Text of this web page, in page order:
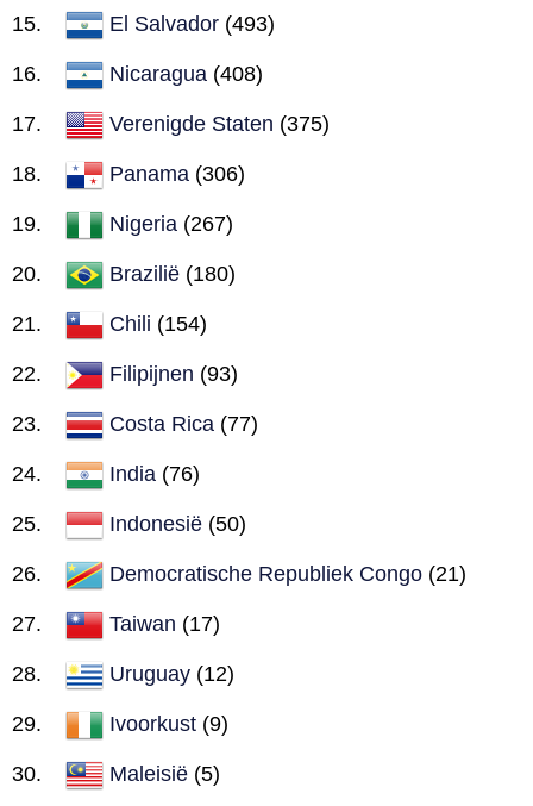
El Salvador (493)
Nicaragua (408)
Verenigde Staten (375)
Panama (306)
Nigeria (267)
Brazilië (180)
Chili (154)
Filipijnen (93)
Costa Rica (77)
India (76)
Indonesië (50)
Democratische Republiek Congo (21)
Taiwan (17)
Uruguay (12)
Ivoorkust (9)
Maleisië (5)